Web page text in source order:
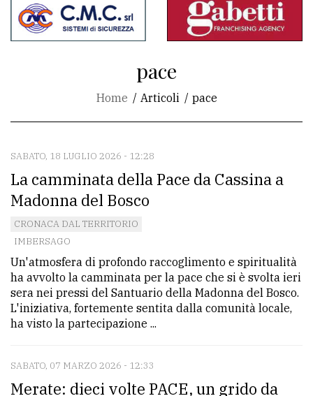
del
sito
CONTATTI
La
redazione
Scrivici
Per
la
tua
pubblicità
CERCA
pace
Home Articoli pace
SABATO, 18 LUGLIO 2026 - 12:28
La camminata della Pace da Cassina a
Madonna del Bosco
CRONACA DAL TERRITORIO
IMBERSAGO
Un'atmosfera di profondo raccoglimento e spiritualità
ha avvolto la camminata per la pace che si è svolta ieri
sera nei pressi del Santuario della Madonna del Bosco.
L'iniziativa, fortemente sentita dalla comunità locale,
ha visto la partecipazione ...
SABATO, 07 MARZO 2026 - 12:33
Merate: dieci volte PACE, un grido da